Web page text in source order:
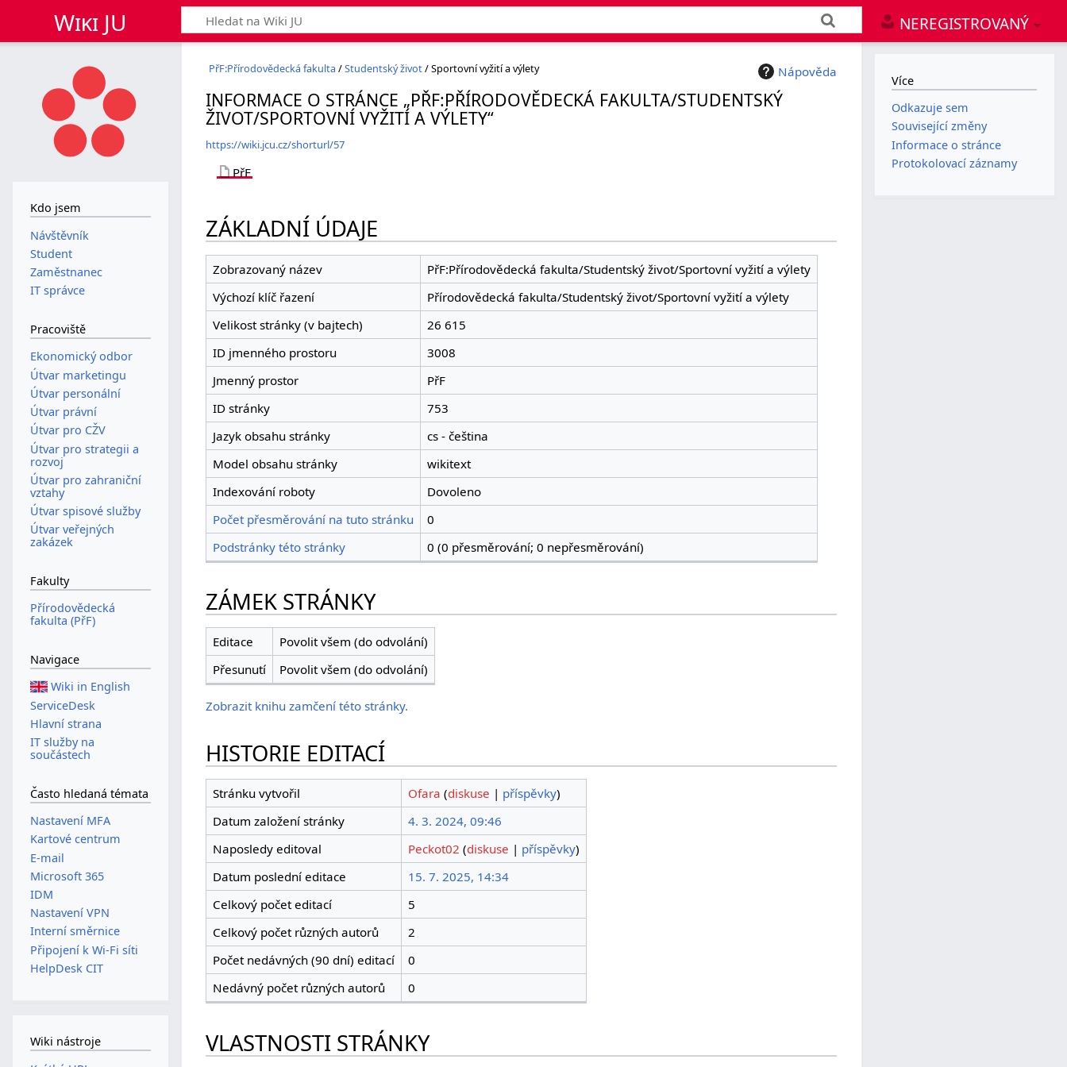
NEREGISTROVANÝ
Wiki JU
Nápověda
PřF:Přírodovědecká fakulta /Studentský život/ Sportovní vyžití a výlety
INFORMACE O STRÁNCE „PŘF:PŘÍRODOVĚDECKÁ FAKULTA/STUDENTSKÝ
ŽIVOT/SPORTOVNÍ VYŽITÍ A VÝLETY“
https://wiki.jcu.cz/shorturl/57
PřF
ZÁKLADNÍ ÚDAJE
Zobrazovaný název
PřF:Přírodovědecká fakulta/Studentský život/Sportovní vyžití a výlety
Výchozí klíč řazení
Přírodovědecká fakulta/Studentský život/Sportovní vyžití a výlety
Velikost stránky (v bajtech)
26 615
ID jmenného prostoru
3008
Jmenný prostor
PřF
ID stránky
753
Jazyk obsahu stránky
cs - čeština
Model obsahu stránky
wikitext
Indexování roboty
Dovoleno
Počet přesměrování na tuto stránku
0
Podstránky této stránky
0 (0 přesměrování; 0 nepřesměrování)
ZÁMEK STRÁNKY
Editace
Povolit všem (do odvolání)
Přesunutí
Povolit všem (do odvolání)
Zobrazit knihu zamčení této stránky.
HISTORIE EDITACÍ
Stránku vytvořil Ofara (diskuse | příspěvky)
Datum založení stránky
4. 3. 2024, 09:46
Naposledy editoval
Peckot02 (diskuse | příspěvky)
Datum poslední editace
15. 7. 2025, 14:34
Celkový počet editací
5
Celkový počet různých autorů
2
Počet nedávných (90 dní) editací
0
Nedávný počet různých autorů
0
VLASTNOSTI STRÁNKY
Kdo jsem
Návštěvník
Student
Zaměstnanec
IT správce
Pracoviště
Ekonomický odbor
Útvar marketingu
Útvar personální
Útvar právní
Útvar pro CŽV
Útvar pro strategii a
rozvoj
Útvar pro zahraniční
vztahy
Útvar spisové služby
Útvar veřejných
zakázek
Fakulty
Přírodovědecká
fakulta (PřF)
Navigace
Wiki in English
ServiceDesk
Hlavní strana
IT služby na
součástech
Často hledaná témata
Nastavení MFA
Kartové centrum
E-mail
Microsoft 365
IDM
Nastavení VPN
Interní směrnice
Připojení k Wi-Fi síti
HelpDesk CIT
Wiki nástroje
Více
Odkazuje sem
Související změny
Informace o stránce
Protokolovací záznamy